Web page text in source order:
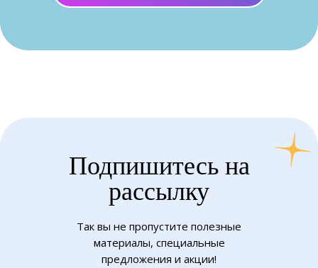
Подпишитесь на
рассылку
Так вы не пропустите полезные
материалы, специальные
предложения и акции!